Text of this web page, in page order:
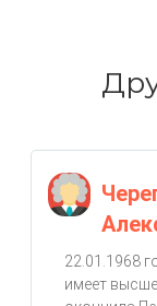
22.01.1968
имеет